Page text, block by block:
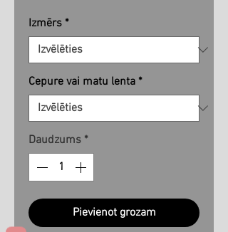
Izmērs *
Cepure vai matu lenta *
Daudzums *
Pievienot grozam